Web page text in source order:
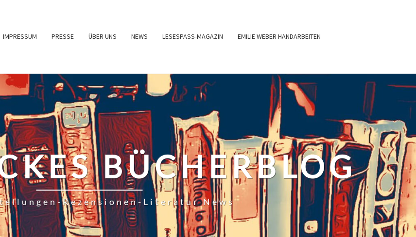
IMPRESSUM PRESSE ÜBER UNS NEWS LESESPASS-MAGAZIN EMILIE WEBER HANDARBEITEN
BÜCHERBLOG
Rezensionen-Literatur News